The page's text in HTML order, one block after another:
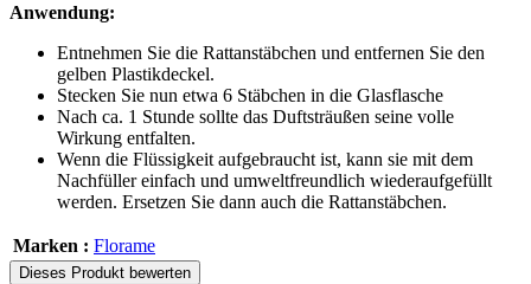
Anwendung:
Entnehmen Sie die Rattanstäbchen und entfernen Sie den
gelben Plastikdeckel.
Stecken Sie nun etwa 6 Stäbchen in die Glasflasche
Nach ca. 1 Stunde sollte das Duftsträußen seine volle
Wirkung entfalten.
Wenn die Flüssigkeit aufgebraucht ist, kann sie mit dem
Nachfüller einfach und umweltfreundlich wiederaufgefüllt
werden. Ersetzen Sie dann auch die Rattanstäbchen.
Marken : Florame
Dieses Produkt bewerten